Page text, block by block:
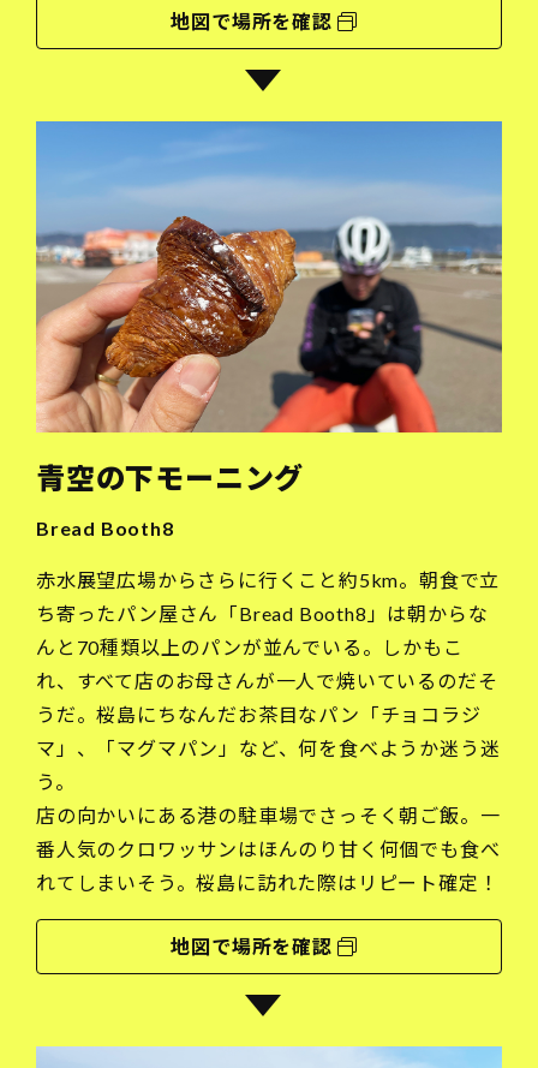
地図で場所を確認
青空の下モーニング
Bread Booth8
赤水展望広場からさらに行くこと約5km。朝食で立
ち寄ったパン屋さん「Bread Booth8」は朝からな
んと70種類以上のパンが並んでいる。しかもこ
れ、すべて店のお母さんが一人で焼いているのだそ
うだ。桜島にちなんだお茶目なパン「チョコラジ
マ」、「マグマパン」など、何を食べようか迷う迷
う。
店の向かいにある港の駐車場でさっそく朝ご飯。一
番人気のクロワッサンはほんのり甘く何個でも食べ
れてしまいそう。桜島に訪れた際はリピート確定！
地図で場所を確認